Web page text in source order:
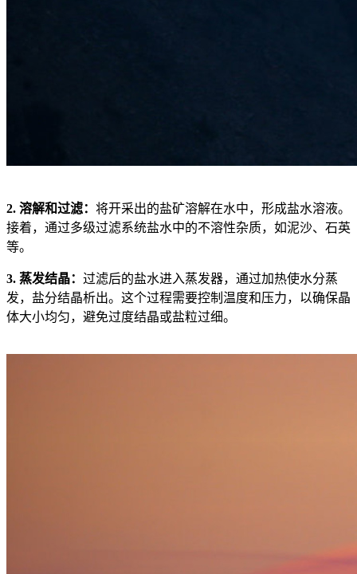
2. 溶解和过滤： 将开采出的盐矿溶解在水中，形成盐水溶液。
接着，通过多级过滤系统盐水中的不溶性杂质，如泥沙、石英
等。
3. 蒸发结晶： 过滤后的盐水进入蒸发器，通过加热使水分蒸
发，盐分结晶析出。这个过程需要控制温度和压力，以确保晶
体大小均匀，避免过度结晶或盐粒过细。